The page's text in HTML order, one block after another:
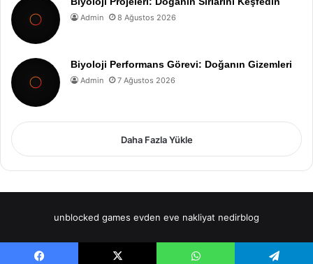
Admin 8 Ağustos 2026
Biyoloji Performans Görevi: Doğanın Gizemleri
Admin 7 Ağustos 2026
Daha Fazla Yükle
unblocked games evden eve nakliyat nedirblog